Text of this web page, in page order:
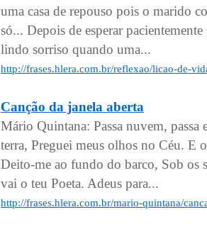
uma casa de repouso pois o marido
só... Depois de esperar
lindo sorriso quando uma...
http://frases.hlera.com.br/reflexao/licao-de-
Canção da janela aberta
Mário Quintana: Passa nuvem, passa
terra, Preguei meus olhos no Céu. E
Deito-me ao fundo do barco, Sob os
vai o teu Poeta. Adeus para...
http://frases.hlera.com.br/mario-quintana/